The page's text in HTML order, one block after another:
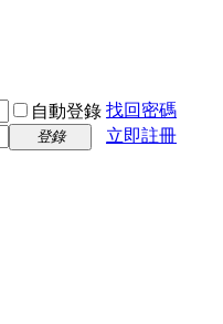
自動登錄 找回密碼
登錄 立即註冊